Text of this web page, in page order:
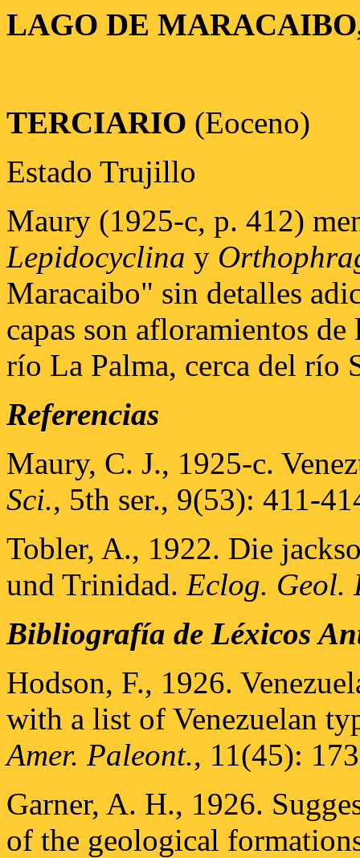
LAGO DE
TERCIARIO (Eoceno)
Estado Trujillo
Maury (1925-c, p. 412)
Lepidocyclina y
Maracaibo" sin detalles
capas son afloramientos
río La Palma, cerca del río
Referencias
Maury, C. J., 1925-c.
Sci., 5th ser., 9(53): 411-
Tobler, A., 1922. Die
und Trinidad. Eclog. Geol.
Bibliografía de Léxicos
Hodson, F., 1926.
with a list of Venezuelan
Amer. Paleont., 11(45):
Garner, A. H., 1926.
of the geological